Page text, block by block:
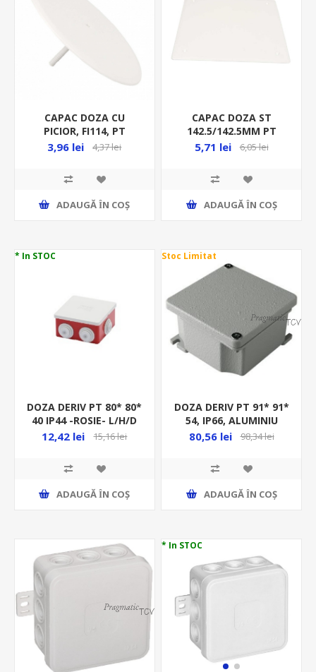
CAPAC DOZA CU
PICIOR, FI114, PT
DOZELE (KO 97,KR 97,
3,96 lei 4,37 lei
ADAUGĂ ȊN COŞ
CAPAC DOZA ST
142.5/142.5MM PT
DOZE KO125E SI
5,71 lei 6,05 lei
ADAUGĂ ȊN COŞ
* In STOC
DOZA DERIV PT 80* 80*
40 IP44 -ROSIE- L/H/D
CU PRESETUPE,
12,42 lei 15,16 lei
ADAUGĂ ȊN COŞ
Stoc Limitat
DOZA DERIV PT 91* 91*
54, IP66, ALUMINIU
TURNAT, GRI,
80,56 lei 98,34 lei
ADAUGĂ ȊN COŞ
* In STOC